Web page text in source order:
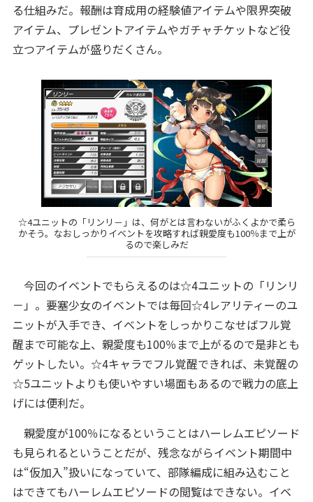
る仕組みだ。報酬は育成用の経験値アイテムや限界突破
アイテム、プレゼントアイテムやガチャチケットなど役
立つアイテムが盛りだくさん。
☆4ユニットの「リンリ－」は、何がとは言わないがふくよかで柔ら
かそう。なおしっかりイベントを攻略すれば親愛度も100％まで上が
るので楽しみだ
今回のイベントでもらえるのは☆4ユニットの「リンリ
－」。要塞少女のイベントでは毎回☆4レアリティーのユ
ニットが入手でき、イベントをしっかりこなせばフル覚
醒まで可能な上、親愛度も100％まで上がるので是非とも
ゲットしたい。☆4キャラでフル覚醒できれば、未覚醒の
☆5ユニットよりも使いやすい場面もあるので戦力の底上
げには便利だ。
親愛度が100％になるということはハーレムエピソード
も見られるということだが、残念ながらイベント期間中
は“仮加入”扱いになっていて、部隊編成に組み込むこと
はできてもハーレムエピソードの閲覧はできない。イベ